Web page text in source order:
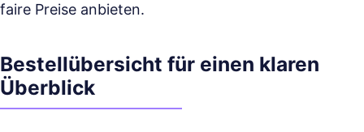
faire Preise anbieten.
Bestellübersicht für einen klaren
Überblick